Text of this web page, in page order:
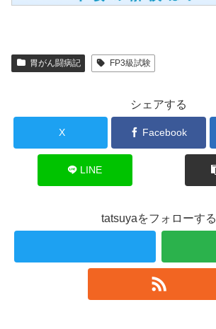
胃がん闘病記 FP3級試験
シェアする
X Facebook
LINE
tatsuyaをフォローする